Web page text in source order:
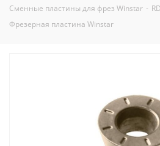
Сменные пластины для фрез Winstar -
Фрезерная пластина Winstar